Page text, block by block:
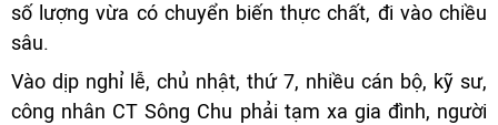
số lượng vừa có chuyển biến thực chất, đi vào chiều
sâu.
Vào dịp nghỉ lễ, chủ nhật, thứ 7, nhiều cán bộ, kỹ sư,
công nhân CT Sông Chu phải tạm xa gia đình, người